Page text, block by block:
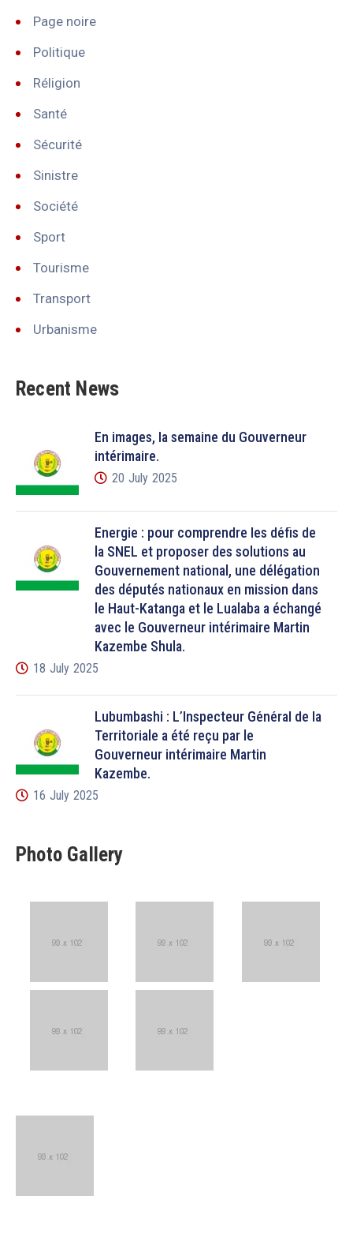
Page noire
Politique
Réligion
Santé
Sécurité
Sinistre
Société
Sport
Tourisme
Transport
Urbanisme
Recent News
En images, la semaine du Gouverneur
intérimaire.
20 July 2025
Énergie : pour comprendre les défis de
la SNEL et proposer des solutions au
Gouvernement national, une délégation
des députés nationaux en mission dans
le Haut-Katanga et le Lualaba a échangé
avec le Gouverneur intérimaire Martin
Kazembe Shula.
18 July 2025
Lubumbashi : L’Inspecteur Général de la
Territoriale a été reçu par le
Gouverneur intérimaire Martin
Kazembe.
16 July 2025
Photo Gallery